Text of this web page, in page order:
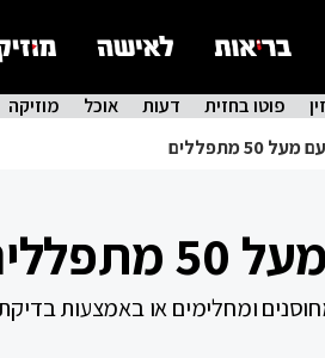
פוטו בחזית דעות אוכל מוזיקה
מתפללים
ומחלימים או באמצעות בדיקת